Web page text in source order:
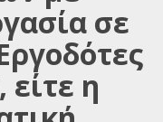
σε
η